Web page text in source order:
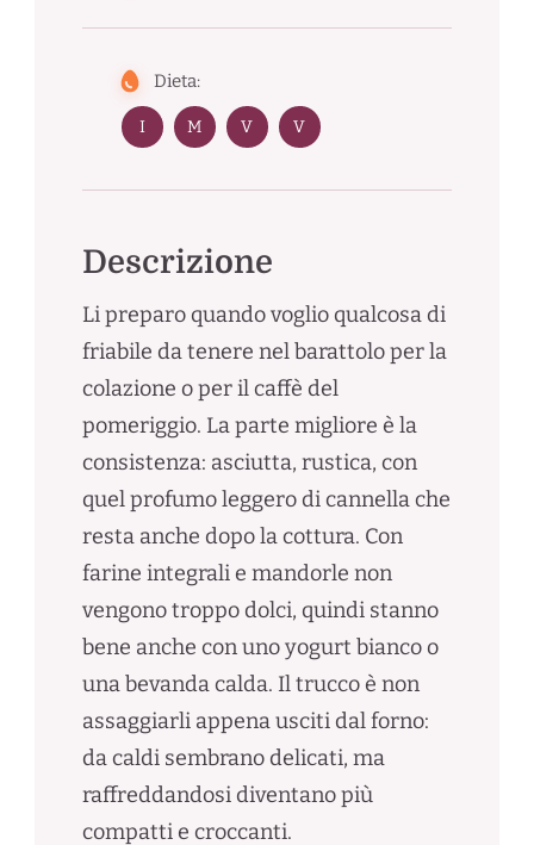
Dieta:
I M V V
Descrizione
Li preparo quando voglio qualcosa di
friabile da tenere nel barattolo per la
colazione o per il caffè del
pomeriggio. La parte migliore è la
consistenza: asciutta, rustica, con
quel profumo leggero di cannella che
resta anche dopo la cottura. Con
farine integrali e mandorle non
vengono troppo dolci, quindi stanno
bene anche con uno yogurt bianco o
una bevanda calda. Il trucco è non
assaggiarli appena usciti dal forno:
da caldi sembrano delicati, ma
raffreddandosi diventano più
compatti e croccanti.